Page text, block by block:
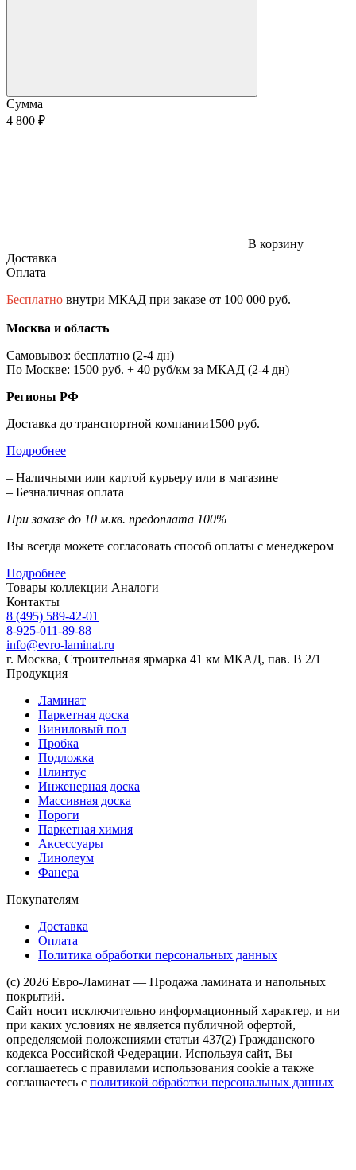
Сумма
4 800 ₽
В корзину
Доставка
Оплата
Бесплатно внутри МКАД при заказе от 100 000 руб.
Москва и область
Самовывоз: бесплатно (2-4 дн)
По Москве: 1500 руб. + 40 руб/км за МКАД (2-4 дн)
Регионы РФ
Доставка до транспортной компании1500 руб.
Подробнее
– Наличными или картой курьеру или в магазине
– Безналичная оплата
При заказе до 10 м.кв. предоплата 100%
Вы всегда можете согласовать способ оплаты с менеджером
Подробнее
Товары коллекции Аналоги
Контакты
8 (495) 589-42-01
8-925-011-89-88
info@evro-laminat.ru
г. Москва, Строительная ярмарка 41 км МКАД, пав. В 2/1
Продукция
Ламинат
Паркетная доска
Виниловый пол
Пробка
Подложка
Плинтус
Инженерная доска
Массивная доска
Пороги
Паркетная химия
Аксессуары
Линолеум
Фанера
Покупателям
Доставка
Оплата
Политика обработки персональных данных
(c) 2026 Евро-Ламинат — Продажа ламината и напольных
покрытий.
Сайт носит исключительно информационный характер, и ни
при каких условиях не является публичной офертой,
определяемой положениями статьи 437(2) Гражданского
кодекса Российской Федерации. Используя сайт, Вы
соглашаетесь с правилами использования cookie а также
соглашаетесь с политикой обработки персональных данных